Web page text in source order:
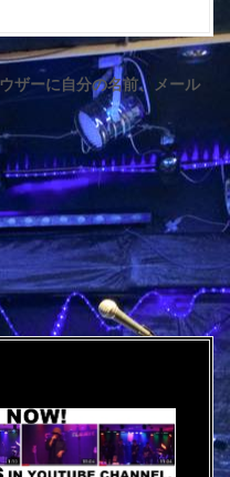
ザーに自分の名前、メール